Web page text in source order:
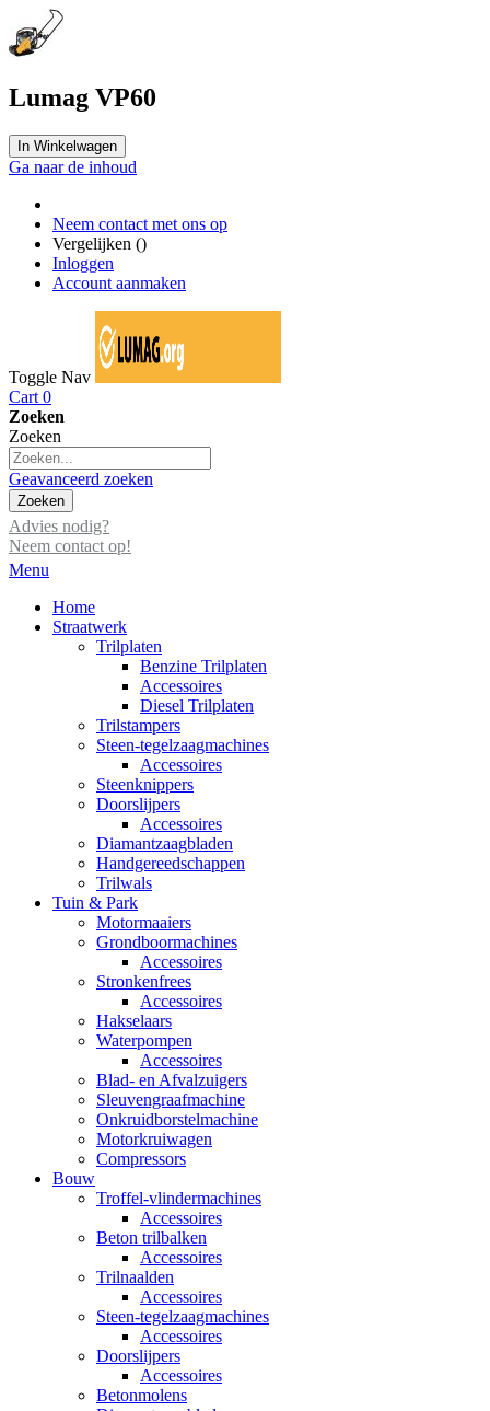
Lumag VP60
In Winkelwagen
Ga naar de inhoud
Neem contact met ons op
Vergelijken ()
Inloggen
Account aanmaken
Toggle Nav
Cart 0
Zoeken
Zoeken
Geavanceerd zoeken
Zoeken
Advies nodig?
Neem contact op!
Menu
Home
Straatwerk
Trilplaten
Benzine Trilplaten
Accessoires
Diesel Trilplaten
Trilstampers
Steen-tegelzaagmachines
Accessoires
Steenknippers
Doorslijpers
Accessoires
Diamantzaagbladen
Handgereedschappen
Trilwals
Tuin & Park
Motormaaiers
Grondboormachines
Accessoires
Stronkenfrees
Accessoires
Hakselaars
Waterpompen
Accessoires
Blad- en Afvalzuigers
Sleuvengraafmachine
Onkruidborstelmachine
Motorkruiwagen
Compressors
Bouw
Troffel-vlindermachines
Accessoires
Beton trilbalken
Accessoires
Trilnaalden
Accessoires
Steen-tegelzaagmachines
Accessoires
Doorslijpers
Accessoires
Betonmolens